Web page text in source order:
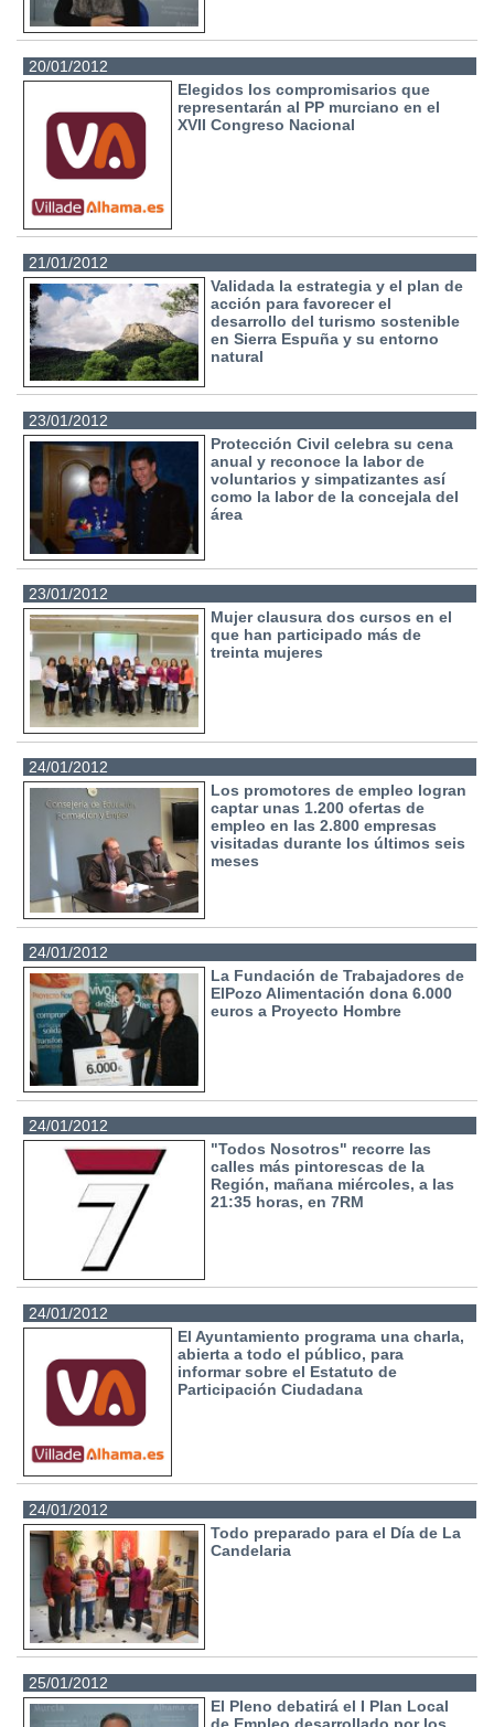
20/01/2012
Elegidos los compromisarios que
representarán al PP murciano en el
XVII Congreso Nacional
21/01/2012
Validada la estrategia y el plan de
acción para favorecer el
desarrollo del turismo sostenible
en Sierra Espuña y su entorno
natural
23/01/2012
Protección Civil celebra su cena
anual y reconoce la labor de
voluntarios y simpatizantes así
como la labor de la concejala del
área
23/01/2012
Mujer clausura dos cursos en el
que han participado más de
treinta mujeres
24/01/2012
Los promotores de empleo logran
captar unas 1.200 ofertas de
empleo en las 2.800 empresas
visitadas durante los últimos seis
meses
24/01/2012
La Fundación de Trabajadores de
ElPozo Alimentación dona 6.000
euros a Proyecto Hombre
24/01/2012
"Todos Nosotros" recorre las
calles más pintorescas de la
Región, mañana miércoles, a las
21:35 horas, en 7RM
24/01/2012
El Ayuntamiento programa una charla,
abierta a todo el público, para
informar sobre el Estatuto de
Participación Ciudadana
24/01/2012
Todo preparado para el Día de La
Candelaria
25/01/2012
El Pleno debatirá el I Plan Local
de Empleo desarrollado por los